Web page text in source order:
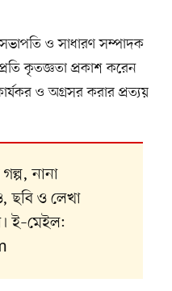
ও সাধারণ সম্পাদক
কৃতজ্ঞতা প্রকাশ করেন
ও অগ্রসর করার প্রত্যয়
নানা
ছবি ও লেখা
ই–মেইল: